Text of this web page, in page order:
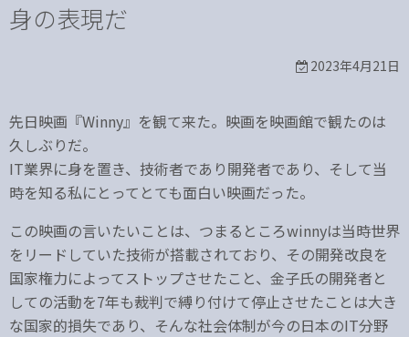
身の表現だ
2023年4月21日
先日映画『Winny』を観て来た。映画を映画館で観たのは
久しぶりだ。
IT業界に身を置き、技術者であり開発者であり、そして当
時を知る私にとってとても面白い映画だった。
この映画の言いたいことは、つまるところwinnyは当時世界
をリードしていた技術が搭載されており、その開発改良を
国家権力によってストップさせたこと、金子氏の開発者と
しての活動を7年も裁判で縛り付けて停止させたことは大き
な国家的損失であり、そんな社会体制が今の日本のIT分野